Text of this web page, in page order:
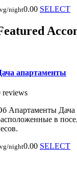
night0.00 SELECT
апартаменты
reviews
Апартаменты
в
night0.00 SELECT